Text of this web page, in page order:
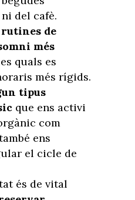
del cafè.
rutines de
més
quals es
més rígids.
tipus
que ens activi
com
ens
el cicle de
és de vital